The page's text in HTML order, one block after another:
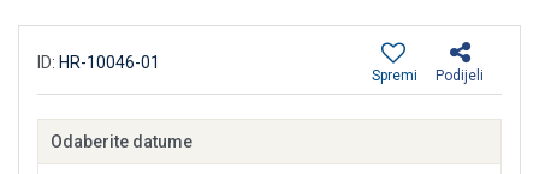
ID: HR-10046-01
Podijeli
Spremi
Odaberite datume